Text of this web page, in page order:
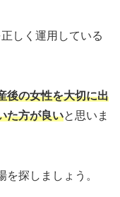
しく運用している
後の女性を大切に出
た方が良いと思いま
探しましょう。